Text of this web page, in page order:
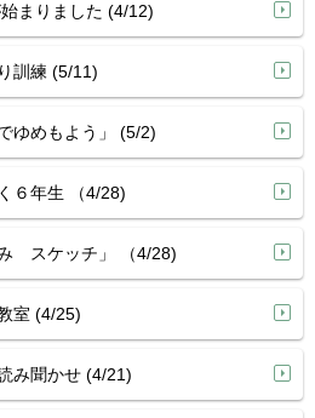
まりました (4/12)
訓練 (5/11)
ゆめもよう」 (5/2)
６年生 （4/28)
スケッチ」 （4/28)
室 (4/25)
み聞かせ (4/21)